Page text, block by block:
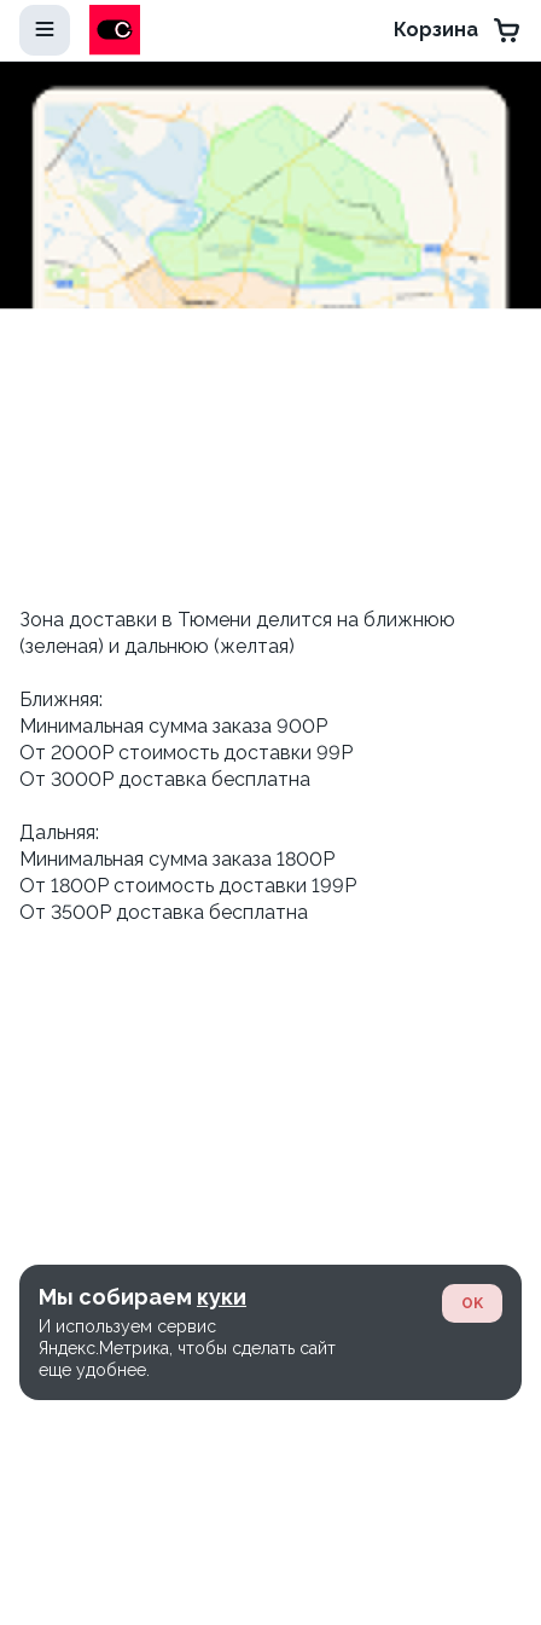
Корзина
Зона доставки в Тюмени делится на ближнюю
(зеленая) и дальнюю (желтая)
Ближняя:
Минимальная сумма заказа 900Р
От 2000Р стоимость доставки 99Р
От 3000Р доставка бесплатна
Дальняя:
Минимальная сумма заказа 1800Р
От 1800Р стоимость доставки 199Р
От 3500Р доставка бесплатна
Мы собираем куки
И используем сервис
Яндекс.Метрика, чтобы сделать сайт
еще удобнее.
OK